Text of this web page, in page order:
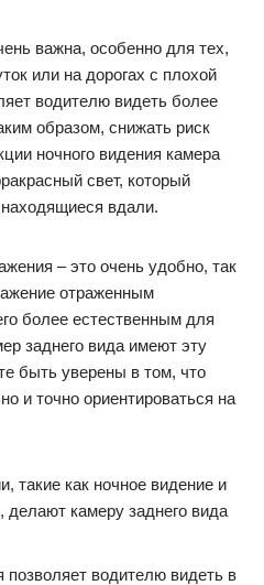
важна, особенно для тех,
или на дорогах с плохой
водителю видеть более
образом, снижать риск
ночного видения камера
свет, который
вдали.
– это очень удобно, так
отраженным
более естественным для
заднего вида имеют эту
быть уверены в том, что
и точно ориентироваться на
такие как ночное видение и
делают камеру заднего вида
позволяет водителю видеть в